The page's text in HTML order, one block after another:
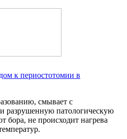
к периостотомии в
смывает с
разрушенную патологическую
бора, не происходит нагрева